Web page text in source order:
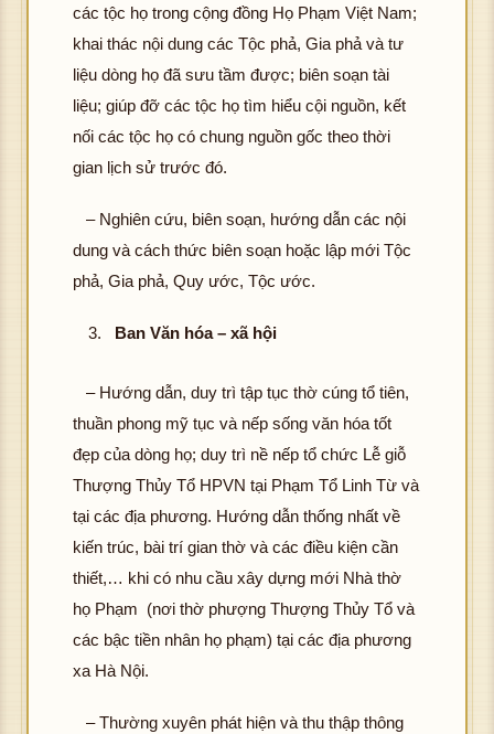
các tộc họ trong cộng đồng Họ Phạm Việt Nam;
khai thác nội dung các Tộc phả, Gia phả và tư
liệu dòng họ đã sưu tầm được; biên soạn tài
liệu; giúp đỡ các tộc họ tìm hiểu cội nguồn, kết
nối các tộc họ có chung nguồn gốc theo thời
gian lịch sử trước đó.
– Nghiên cứu, biên soạn, hướng dẫn các nội
dung và cách thức biên soạn hoặc lập mới Tộc
phả, Gia phả, Quy ước, Tộc ước.
Ban Văn hóa – xã hội
– Hướng dẫn, duy trì tập tục thờ cúng tổ tiên,
thuần phong mỹ tục và nếp sống văn hóa tốt
đẹp của dòng họ; duy trì nề nếp tổ chức Lễ giỗ
Thượng Thủy Tổ HPVN tại Phạm Tổ Linh Từ và
tại các địa phương. Hướng dẫn thống nhất về
kiến trúc, bài trí gian thờ và các điều kiện cần
thiết,… khi có nhu cầu xây dựng mới Nhà thờ
họ Phạm (nơi thờ phượng Thượng Thủy Tổ và
các bậc tiền nhân họ phạm) tại các địa phương
xa Hà Nội.
– Thường xuyên phát hiện và thu thập thông